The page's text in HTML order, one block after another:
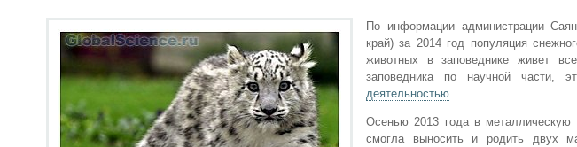
По информации администрации
край) за 2014 год популяция
животных в заповеднике живет
заповедника по научной части,
деятельностью.
Осенью 2013 года в
смогла выносить и родить двух